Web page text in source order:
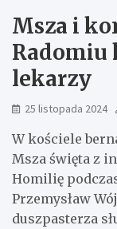
Msza i
Radomiu
lekarzy
25 listopada 2024
W kościele
Msza święta z
Homilię
Przemysław
duszpasterza